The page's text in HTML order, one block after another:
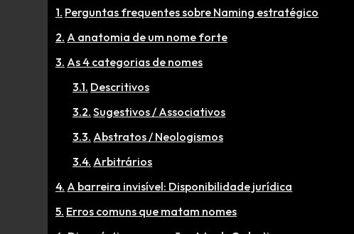
Perguntas frequentes sobre Naming estratégico
A anatomia de um nome forte
As 4 categorias de nomes
Descritivos
Sugestivos / Associativos
Abstratos / Neologismos
Arbitrários
A barreira invisível: Disponibilidade jurídica
Erros comuns que matam nomes